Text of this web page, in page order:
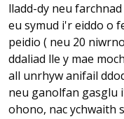
lladd-dy neu
eu symud i'r eiddo o
peidio ( neu 20
ddaliad lle y mae
all unrhyw anifail
neu ganolfan gasglu
ohono, nac ychwaith